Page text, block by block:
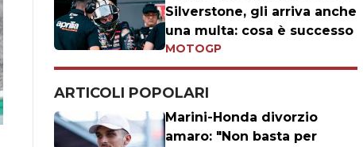
Silverstone, gli arriva anche
una multa: cosa è successo
MOTOGP
ARTICOLI POPOLARI
Marini-Honda divorzio
amaro: "Non basta per